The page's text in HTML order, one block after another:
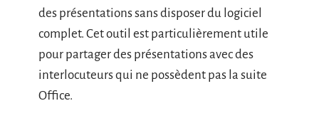
des présentations sans disposer du logiciel
complet. Cet outil est particulièrement utile
pour partager des présentations avec des
interlocuteurs qui ne possèdent pas la suite
Office.